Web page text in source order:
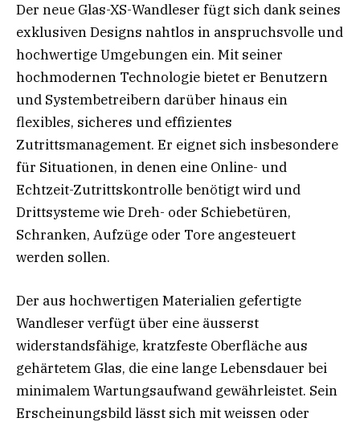
Der neue Glas-XS-Wandleser fügt sich dank seines
exklusiven Designs nahtlos in anspruchsvolle und
hochwertige Umgebungen ein. Mit seiner
hochmodernen Technologie bietet er Benutzern
und Systembetreibern darüber hinaus ein
flexibles, sicheres und effizientes
Zutrittsmanagement. Er eignet sich insbesondere
für Situationen, in denen eine Online- und
Echtzeit-Zutrittskontrolle benötigt wird und
Drittsysteme wie Dreh- oder Schiebetüren,
Schranken, Aufzüge oder Tore angesteuert
werden sollen.
Der aus hochwertigen Materialien gefertigte
Wandleser verfügt über eine äusserst
widerstandsfähige, kratzfeste Oberfläche aus
gehärtetem Glas, die eine lange Lebensdauer bei
minimalem Wartungsaufwand gewährleistet. Sein
Erscheinungsbild lässt sich mit weissen oder